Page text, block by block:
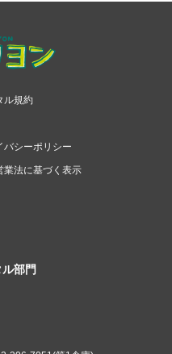
ル規約
バシーポリシー
業法に基づく表示
部門